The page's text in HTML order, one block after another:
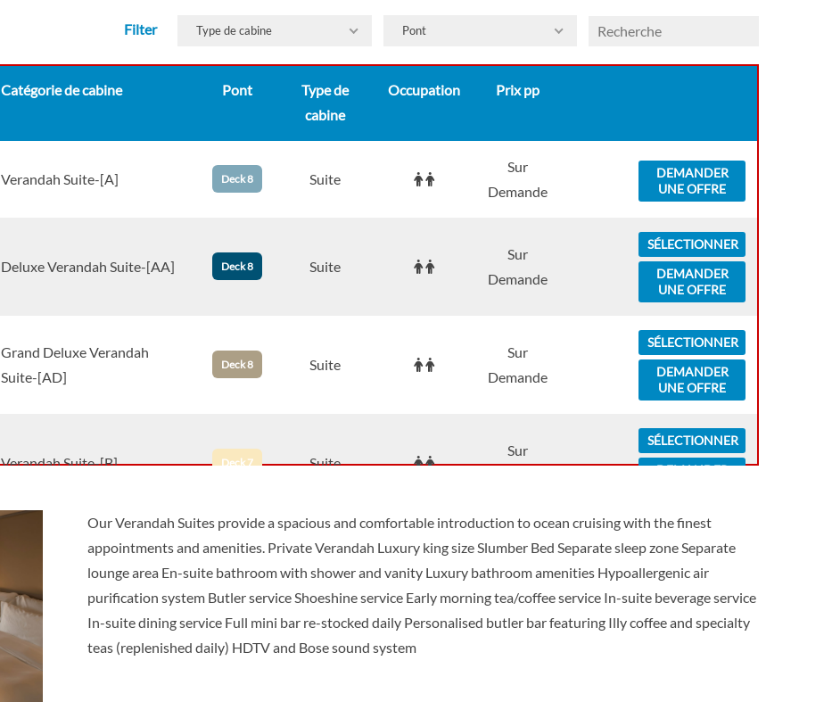
ancient monuments, a Scenic Eclipse voyage is sure
Filter Type de cabine Pont
Catégorie de cabine Pont
Type de
cabine
Occupation Prix pp
Verandah Suite-[A] Deck 8 Suite
Sur
Demande
DEMANDER
UNE OFFRE
Deluxe Verandah Suite-[AA] Deck 8 Suite
Sur
Demande
SÉLECTIONNER
DEMANDER
UNE OFFRE
Grand Deluxe Verandah
Suite-[AD]
Deck 8 Suite
Sur
Demande
SÉLECTIONNER
DEMANDER
UNE OFFRE
Verandah Suite-[B] Deck 7 Suite
Sur
SÉLECTIONNER
DEMANDER
Deluxe Verandah Suite-[BA]
Sur
Demande
DEMANDER
UNE OFFRE
Grand Deluxe Verandah
Suite-[BD]
Deck 7 Suite
Our Verandah Suites provide a spacious and comfortable introduction to ocean cruising with the finest
appointments and amenities. Private Verandah Luxury king size Slumber Bed Separate sleep zone Separate
lounge area En-suite bathroom with shower and vanity Luxury bathroom amenities Hypoallergenic air
purification system Butler service Shoeshine service Early morning tea/coffee service In-suite beverage service
In-suite dining service Full mini bar re-stocked daily Personalised butler bar featuring Illy coffee and specialty
teas (replenished daily) HDTV and Bose sound system